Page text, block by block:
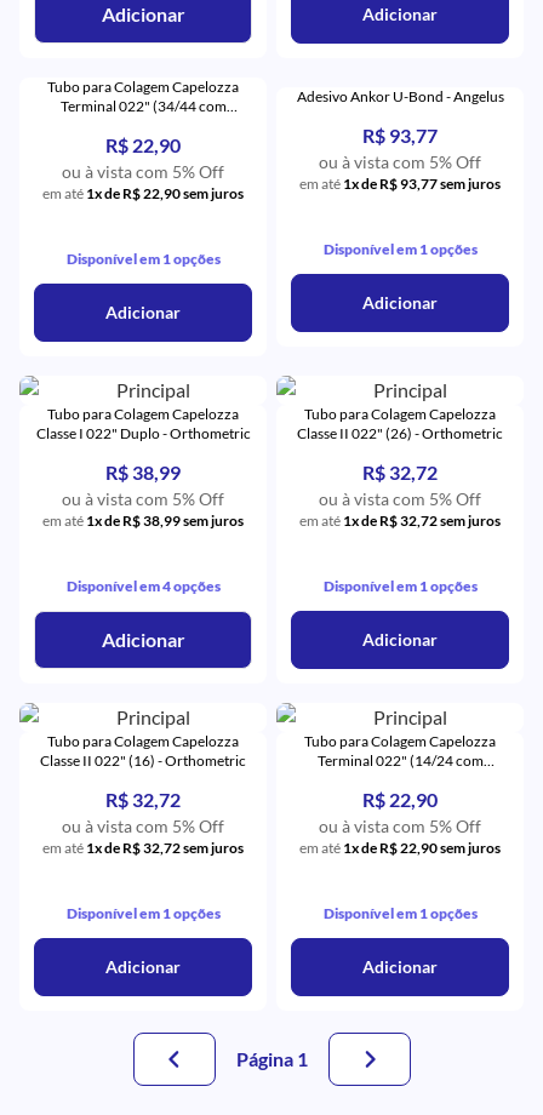
Adicionar Adicionar
Tubo para Colagem Capelozza
Terminal 022" (34/44 com
R$ 22,90
ou à vista com 5% Off
em até 1x de R$ 22,90 sem juros
Disponível em 1 opções
Adicionar
Adesivo Ankor U-Bond - Angelus
R$ 93,77
ou à vista com 5% Off
em até 1x de R$ 93,77 sem juros
Disponível em 1 opções
Adicionar
Tubo para Colagem Capelozza
Classe I 022" Duplo - Orthometric
R$ 38,99
ou à vista com 5% Off
em até 1x de R$ 38,99 sem juros
Disponível em 4 opções
Adicionar
Tubo para Colagem Capelozza
Classe II 022" (26) - Orthometric
R$ 32,72
ou à vista com 5% Off
em até 1x de R$ 32,72 sem juros
Disponível em 1 opções
Adicionar
Tubo para Colagem Capelozza
Classe II 022" (16) - Orthometric
R$ 32,72
ou à vista com 5% Off
em até 1x de R$ 32,72 sem juros
Disponível em 1 opções
Adicionar
Tubo para Colagem Capelozza
Terminal 022" (14/24 com
R$ 22,90
ou à vista com 5% Off
em até 1x de R$ 22,90 sem juros
Disponível em 1 opções
Adicionar
Página 1